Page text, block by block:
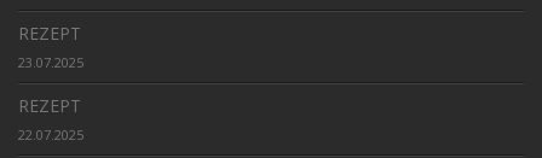
REZEPT
23.07.2025
REZEPT
22.07.2025